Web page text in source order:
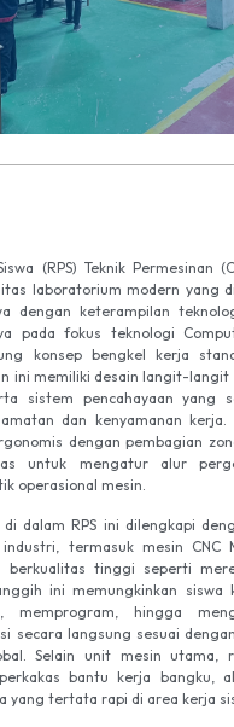
(RPS) Teknik Permesinan
laboratorium modern yang
dengan keterampilan
pada fokus teknologi
konsep bengkel kerja
ini memiliki desain langit-
sistem pencahayaan yang
dan kenyamanan
dengan pembagian
untuk mengatur alur
operasional mesin.
dalam RPS ini dilengkapi
termasuk mesin CNC
berkualitas tinggi seperti
ini memungkinkan siswa
memprogram, hingga
secara langsung sesuai
Selain unit mesin utama,
bantu kerja bangku,
yang tertata rapi di area kerja